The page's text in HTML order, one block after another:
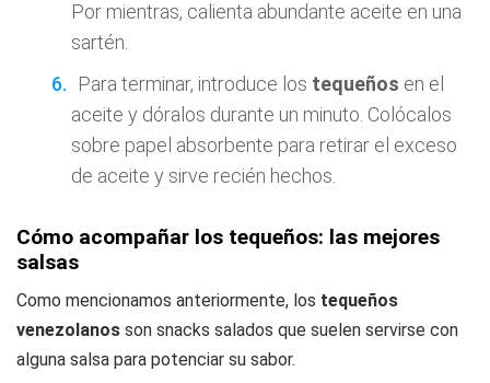
Por mientras, calienta abundante aceite en una
sartén.
Para terminar, introduce los tequeños en el
aceite y dóralos durante un minuto. Colócalos
sobre papel absorbente para retirar el exceso
de aceite y sirve recién hechos.
Cómo acompañar los tequeños: las mejores
salsas
Como mencionamos anteriormente, los tequeños
venezolanos son snacks salados que suelen servirse con
alguna salsa para potenciar su sabor.